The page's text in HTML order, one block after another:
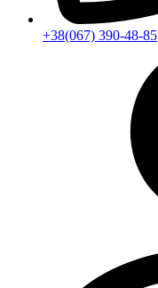
+38(067) 390-48-85